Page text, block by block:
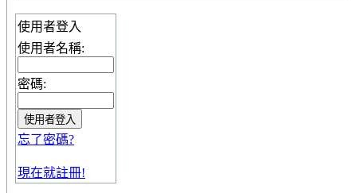
使用者登入
使用者名稱:
密碼:
忘了密碼?
現在就註冊!